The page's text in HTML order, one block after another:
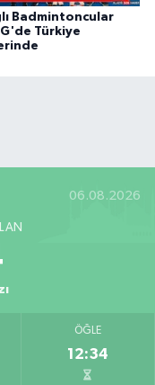
Badmintoncular
Türkiye
06.08.2026
ÖĞLE
12:34